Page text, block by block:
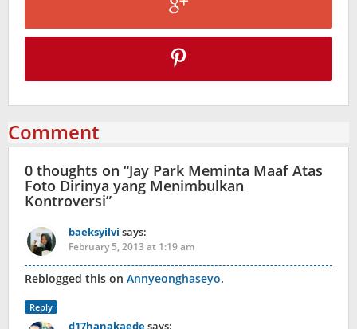
Comment
0 thoughts on “Jay Park Meminta Maaf Atas
Foto Dirinya yang Menimbulkan
Kontroversi”
baeksyilvi says:
February 5, 2013 at 1:19 am
Reblogged this on Annyeonghaseyo.
Reply